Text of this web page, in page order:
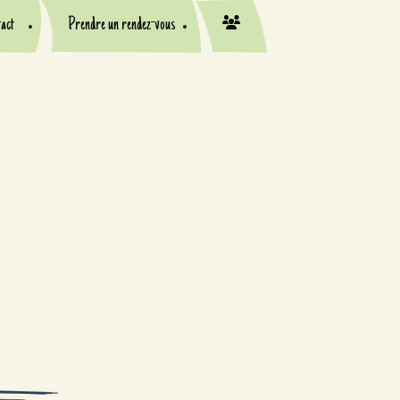
Prendre un rendez-vous